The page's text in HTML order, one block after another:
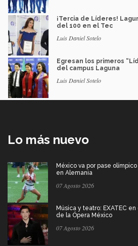
¡Tercia de Líderes!
del 100 en el Tec
Luis Daniel Sotelo
Egresan los primeros
del campus Laguna
Luis Daniel Sotelo
Lo más nuevo
México va por pase
en Alemania
07 Agosto 2026
Música y teatro: EXATEC
de la Ópera México
07 Agosto 2026